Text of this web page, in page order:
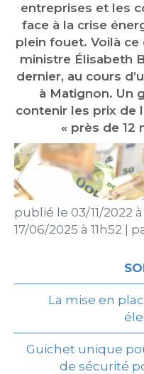
entreprises et les
face à la crise
plein fouet. Voilà ce
ministre Élisabeth
dernier, au cours
à Matignon. Un
contenir les prix de
« près de 12
publié le 03/11/2022
17/06/2025 à 11h52
La mise en
Guichet unique
de sécurité